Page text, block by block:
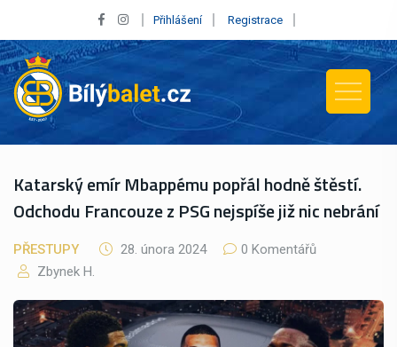
Přihlášení Registrace
Katarský emír Mbappému popřál hodně štěstí.
Odchodu Francouze z PSG nejspíše již nic nebrání
PŘESTUPY 28. února 2024
0 Komentářů
Zbynek H.